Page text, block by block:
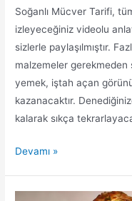
Soğanlı Mücver Tarifi,
izleyeceğiniz videolu
sizlerle paylaşılmıştır.
malzemeler gerekmeden
yemek, iştah açan
kazanacaktır.
kalarak sıkça
Soğanlı
Devamı »